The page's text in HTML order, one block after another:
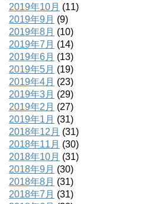
2019年10月 (11)
2019年9月 (9)
2019年8月 (10)
2019年7月 (14)
2019年6月 (13)
2019年5月 (19)
2019年4月 (23)
2019年3月 (29)
2019年2月 (27)
2019年1月 (31)
2018年12月 (31)
2018年11月 (30)
2018年10月 (31)
2018年9月 (30)
2018年8月 (31)
2018年7月 (31)